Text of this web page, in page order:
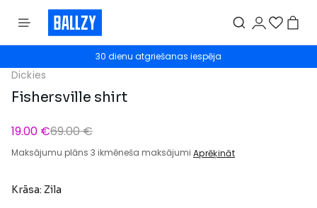
30 dienu atgriešanas iespēja
Dickies
Fishersville shirt
19.00 €69.00 €
Maksājumu plāns 3 ikmēneša maksājumi Aprēķināt
Krāsa: Zila